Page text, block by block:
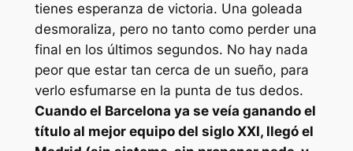
tienes esperanza de victoria. Una goleada
desmoraliza, pero no tanto como perder una
final en los últimos segundos. No hay nada
peor que estar tan cerca de un sueño, para
verlo esfumarse en la punta de tus dedos.
Cuando el Barcelona ya se veía ganando el
título al mejor equipo del siglo XXI, llegó el